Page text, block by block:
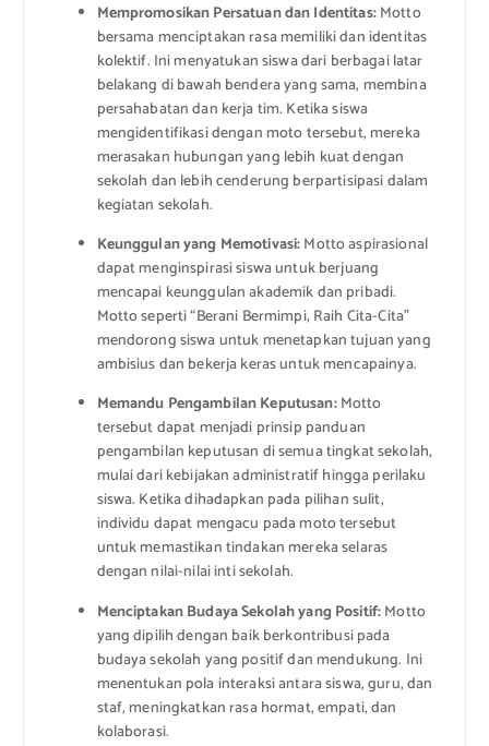
Mempromosikan Persatuan dan Identitas:Motto
bersama menciptakan rasa memiliki dan identitas
kolektif. Ini menyatukan siswa dari berbagai latar
belakang di bawah bendera yang sama, membina
persahabatan dan kerja tim. Ketika siswa
mengidentifikasi dengan moto tersebut, mereka
merasakan hubungan yang lebih kuat dengan
sekolah dan lebih cenderung berpartisipasi dalam
kegiatan sekolah.
Keunggulan yang Memotivasi:Motto aspirasional
dapat menginspirasi siswa untuk berjuang
mencapai keunggulan akademik dan pribadi.
Motto seperti “Berani Bermimpi, Raih Cita-Cita”
mendorong siswa untuk menetapkan tujuan yang
ambisius dan bekerja keras untuk mencapainya.
Memandu Pengambilan Keputusan:Motto
tersebut dapat menjadi prinsip panduan
pengambilan keputusan di semua tingkat sekolah,
mulai dari kebijakan administratif hingga perilaku
siswa. Ketika dihadapkan pada pilihan sulit,
individu dapat mengacu pada moto tersebut
untuk memastikan tindakan mereka selaras
dengan nilai-nilai inti sekolah.
Menciptakan Budaya Sekolah yang Positif:Motto
yang dipilih dengan baik berkontribusi pada
budaya sekolah yang positif dan mendukung. Ini
menentukan pola interaksi antara siswa, guru, dan
staf, meningkatkan rasa hormat, empati, dan
kolaborasi.